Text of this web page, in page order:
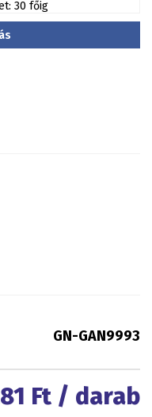
GN-GAN9993
Ft / darab